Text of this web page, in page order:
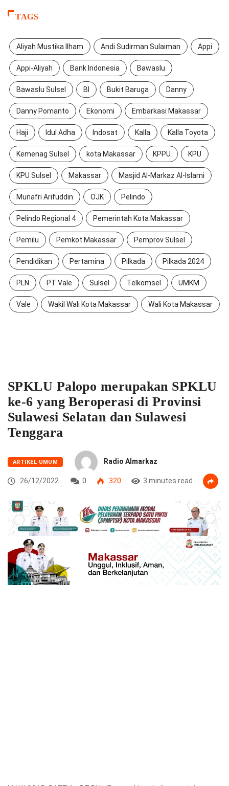
TAGS
Aliyah Mustika Ilham Andi Sudirman Sulaiman Appi
Appi-Aliyah Bank Indonesia Bawaslu
Bawaslu Sulsel BI Bukit Baruga Danny
Danny Pomanto Ekonomi Embarkasi Makassar
Haji Idul Adha Indosat Kalla Kalla Toyota
Kemenag Sulsel kota Makassar KPPU KPU
KPU Sulsel Makassar Masjid Al-Markaz Al-Islami
Munafri Arifuddin OJK Pelindo
Pelindo Regional 4 Pemerintah Kota Makassar
Pemilu Pemkot Makassar Pemprov Sulsel
Pendidikan Pertamina Pilkada Pilkada 2024
PLN PT Vale Sulsel Telkomsel UMKM
Vale Wakil Wali Kota Makassar Wali Kota Makassar
SPKLU Palopo merupakan SPKLU
ke-6 yang Beroperasi di Provinsi
Sulawesi Selatan dan Sulawesi
Tenggara
ARTIKEL UMUM Radio Almarkaz
26/12/2022 0 320 3 minutes read